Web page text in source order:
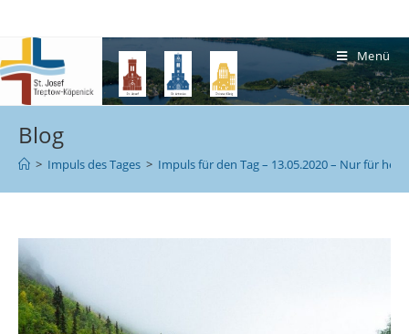
Menü
Blog
> Impuls des Tages > Impuls für den Tag – 13.05.2020 – Nur für